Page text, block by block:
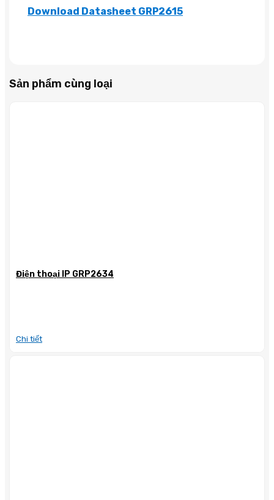
Download Datasheet GRP2615
Sản phẩm cùng loại
Điện thoại IP GRP2634
Chi tiết